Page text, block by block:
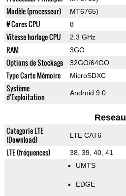
Modèle (processeur) MT6765)
# Cores CPU 8
Vitesse horloge CPU 2.3 GHz
RAM 3GO
Options de Stockage 32GO/64GO
Type Carte Mémoire MicroSDXC
Système
d'Exploitation
Android 9.0
Reseau
Categorie LTE
(Download)
LTE CAT6
LTE (fréquences)
38, 39, 40, 41
UMTS
EDGE